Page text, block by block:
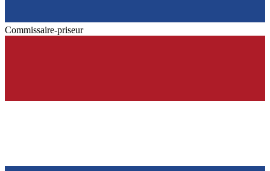
Commissaire-priseur